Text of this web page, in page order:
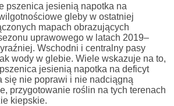
pszenica jesienią napotka na
gleby w ostatniej
mapach obrazujących
uprawowego w latach 2019–
Wschodni i centralny pasy
wody w glebie. Wiele wskazuje na to,
jesienią napotka na deficyt
się nie poprawi i nie nadciągną
przygotowanie roślin na tych terenach
kiepskie.